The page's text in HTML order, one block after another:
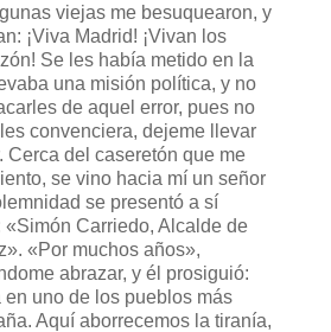
viejas me besuquearon, y
¡Viva Madrid! ¡Vivan los
Se les había metido en la
una misión política, y no
de aquel error, pues no
convenciera, dejeme llevar
Cerca del caseretón que me
se vino hacia mí un señor
se presentó a sí
«Simón Carriedo, Alcalde de
«Por muchos años»,
abrazar, y él prosiguió:
uno de los pueblos más
Aquí aborrecemos la tiranía,